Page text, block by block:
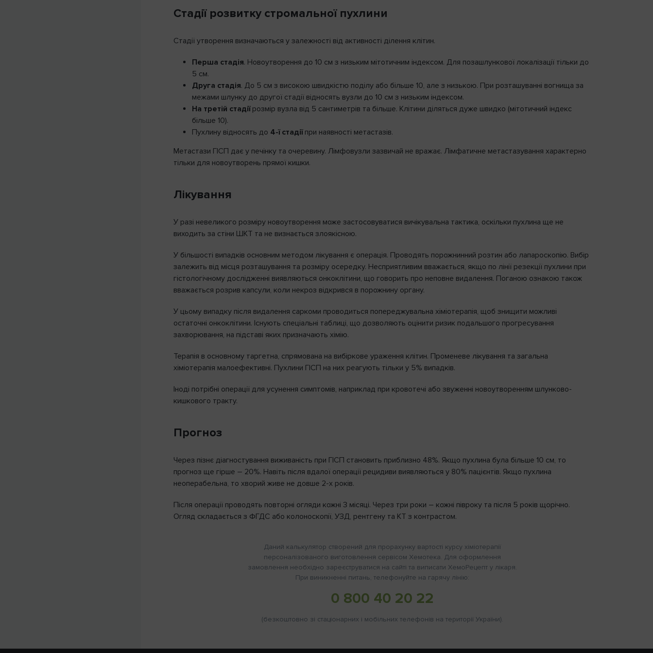
Стадії розвитку стромальної пухлини
Стадії утворення визначаються у залежності від активності ділення клітин.
Перша стадія. Новоутворення до 10 см з низьким мітотичним індексом. Для позашлункової локалізації тільки до
5 см.
Друга стадія. До 5 см з високою швидкістю поділу або більше 10, але з низькою. При розташуванні вогнища за
межами шлунку до другої стадії відносять вузли до 10 см з низьким індексом.
На третій стадіїрозмір вузла від 5 сантиметрів та більше. Клітини діляться дуже швидко (мітотичний індекс
більше 10).
Пухлину відносять до 4-ї стадіїпри наявності метастазів.
Метастази ГІСП дає у печінку та очеревину. Лімфовузли зазвичай не вражає. Лімфатичне метастазування характерно
тільки для новоутворень прямої кишки.
Лікування
У разі невеликого розміру новоутворення може застосовуватися вичікувальна тактика, оскільки пухлина ще не
виходить за стіни ШКТ та не визнається злоякісною.
У більшості випадків основним методом лікування є операція. Проводять порожнинний розтин або лапароскопію. Вибір
залежить від місця розташування та розміру осередку. Несприятливим вважається, якщо по лінії резекції пухлини при
гістологічному дослідженні виявляються онкоклітини, що говорить про неповне видалення. Поганою ознакою також
вважається розрив капсули, коли некроз відкрився в порожнину органу.
У цьому випадку після видалення саркоми проводиться попереджувальна хіміотерапія, щоб знищити можливі
остаточні онкоклітини. Існують спеціальні таблиці, що дозволяють оцінити ризик подальшого прогресування
захворювання, на підставі яких призначають хімію.
Терапія в основному таргетна, спрямована на вибіркове ураження клітин. Променеве лікування та загальна
хіміотерапія малоефективні. Пухлини ГІСП на них реагують тільки у 5% випадків.
Іноді потрібні операції для усунення симптомів, наприклад при кровотечі або звуженні новоутворенням шлунково-
кишкового тракту.
Прогноз
Через пізнє діагностування виживаність при ГІСП становить приблизно 48%. Якщо пухлина була більше 10 см, то
прогноз ще гірше – 20%. Навіть після вдалої операції рецидиви виявляються у 80% пацієнтів. Якщо пухлина
неоперабельна, то хворий живе не довше 2-х років.
Після операції проводять повторні огляди кожні 3 місяці. Через три роки – кожні півроку та після 5 років щорічно.
Огляд складається з ФГДС або колоноскопії, УЗД, рентгену та КТ з контрастом.
Даний калькулятор створений для прорахунку вартості курсу хіміотерапії
персоналізованого виготовлення сервісом Хемотека. Для оформлення
замовлення необхідно зареєструватися на сайті та виписати ХемоРецепт у лікаря.
При виникненні питань, телефонуйте на гарячу лінію:
0 800 40 20 22
(безкоштовно зі стаціонарних і мобільних телефонів на території України).